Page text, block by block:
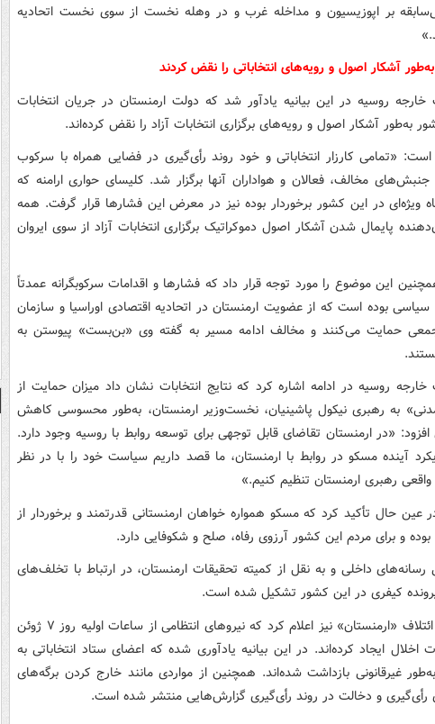
بر اپوزیسیون و مداخله غرب و در وهله نخست از سوی نخست اتحادیه
آشکار اصول و رویه‌های انتخاباتی را نقض کردند
روسیه در این بیانیه یادآور شد که دولت ارمنستان در جریان انتخابات
به‌طور آشکار اصول و رویه‌های برگزاری انتخابات آزاد را نقض کرده‌اند.
است: «تمامی کارزار انتخاباتی و خود روند رأی‌گیری در فضایی همراه با سرکوب
مخالف، فعالان و هواداران آنها برگزار شد. کلیسای حواری ارامنه که
ویژه‌ای در این کشور برخوردار بوده نیز در معرض این فشارها قرار گرفت. همه
پایمال شدن آشکار اصول دموکراتیک برگزاری انتخابات آزاد از سوی ایروان
این موضوع را مورد توجه قرار داد که فشارها و اقدامات سرکوبگرانه عمدتاً
سیاسی بوده است که از عضویت ارمنستان در اتحادیه اقتصادی اوراسیا و سازمان
حمایت می‌کنند و مخالف ادامه مسیر به گفته وی «بن‌بست» پیوستن به
روسیه در ادامه اشاره کرد که نتایج انتخابات نشان داد میزان حمایت از
به رهبری نیکول پاشینیان، نخست‌وزیر ارمنستان، به‌طور محسوسی کاهش
«در ارمنستان تقاضای قابل توجهی برای توسعه روابط با روسیه وجود دارد.
آینده مسکو در روابط با ارمنستان، ما قصد داریم سیاست خود را با در نظر
واقعی رهبری ارمنستان تنظیم کنیم.»
در عین حال تأکید کرد که مسکو همواره خواهان ارمنستانی قدرتمند و برخوردار از
و برای مردم این کشور آرزوی رفاه، صلح و شکوفایی دارد.
داخلی و به نقل از کمیته تحقیقات ارمنستان، در ارتباط با تخلف‌های
ستاد انتخاباتی ائتلاف «ارمنستان» نیز اعلام کرد که نیروهای انتظامی از ساعات اولیه روز ۷ ژوئن
اخلال ایجاد کرده‌اند. در این بیانیه یادآوری شده که اعضای ستاد انتخاباتی به
غیرقانونی بازداشت شده‌اند. همچنین از مواردی مانند خارج کردن برگه‌های
رأی‌گیری و دخالت در روند رأی‌گیری گزارش‌هایی منتشر شده است.